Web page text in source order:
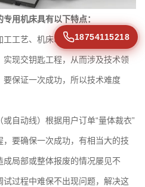
专用机床具有以下特点：
工艺、机床、夹具、辅具、道
现交钥匙工程，从而涉及技术领
保证一次成功，所以技术难度
自动线）根据用户订单“量体裁衣”
要确保一次成功，有相当大的技
局部或整体报废的情况屡见不
过程中难保不出现问题，解决这
18754115218